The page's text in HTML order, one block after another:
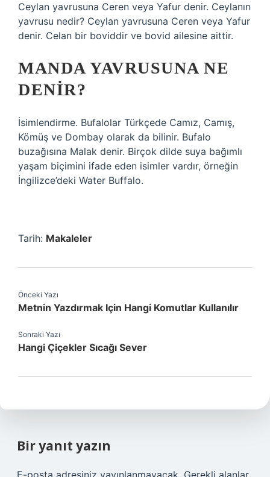
Ceylan yavrusuna Ceren veya Yafur denir. Ceylanın
yavrusu nedir? Ceylan yavrusuna Ceren veya Yafur
denir. Celan bir boviddir ve bovid ailesine aittir.
MANDA YAVRUSUNA NE
DENIR?
İsimlendirme. Bufalolar Türkçede Camız, Camış,
Kömüş ve Dombay olarak da bilinir. Bufalo
buzağısına Malak denir. Birçok dilde suya bağımlı
yaşam biçimini ifade eden isimler vardır, örneğin
İngilizce’deki Water Buffalo.
Tarih: Makaleler
Önceki Yazı
Metnin Yazdırmak Için Hangi Komutlar Kullanılır
Sonraki Yazı
Hangi Çiçekler Sıcağı Sever
Bir yanıt yazın
E-posta adresiniz yayınlanmayacak. Gerekli alanlar